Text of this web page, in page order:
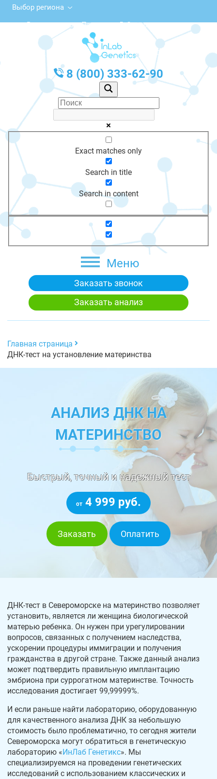
Выбор региона
ул. Вице-адмирала Падорина, 5, Североморск
с 10:00 до 20:00
График работы: Пн-Пт с 10:00 до 20:00
8 (800) 333-62-90
Exact matches only
Search in title
Search in content
Меню
Заказать звонок
Заказать анализ
Главная страница
ДНК-тест на установление материнства
АНАЛИЗ ДНК НА
МАТЕРИНСТВО
Быстрый, точный и надежный тест
от 4 999 руб.
Заказать Оплатить
ДНК-тест в Североморске на материнство позволяет
установить, является ли женщина биологической
матерью ребенка. Он нужен при урегулировании
вопросов, связанных с получением наследства,
ускорении процедуры иммиграции и получения
гражданства в другой стране. Также данный анализ
может подтвердить правильную имплантацию
эмбриона при суррогатном материнстве. Точность
исследования достигает 99,99999%.
И если раньше найти лабораторию, оборудованную
для качественного анализа ДНК за небольшую
стоимость было проблематично, то сегодня жители
Североморска могут обратиться в генетическую
лабораторию « ИнЛаб Генетикс». Мы
специализируемся на проведении генетических
исследований с использованием классических и